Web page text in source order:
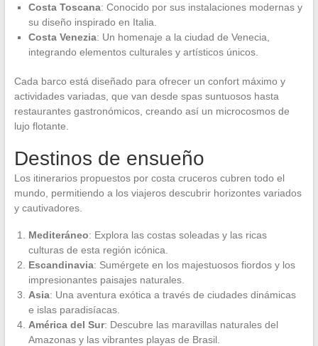
Costa Toscana: Conocido por sus instalaciones modernas y
su diseño inspirado en Italia.
Costa Venezia: Un homenaje a la ciudad de Venecia,
integrando elementos culturales y artísticos únicos.
Cada barco está diseñado para ofrecer un confort máximo y
actividades variadas, que van desde spas suntuosos hasta
restaurantes gastronómicos, creando así un microcosmos de
lujo flotante.
Destinos de ensueño
Los itinerarios propuestos por costa cruceros cubren todo el
mundo, permitiendo a los viajeros descubrir horizontes variados
y cautivadores.
Mediteráneo: Explora las costas soleadas y las ricas
culturas de esta región icónica.
Escandinavia: Sumérgete en los majestuosos fiordos y los
impresionantes paisajes naturales.
Asia: Una aventura exótica a través de ciudades dinámicas
e islas paradisíacas.
América del Sur: Descubre las maravillas naturales del
Amazonas y las vibrantes playas de Brasil.